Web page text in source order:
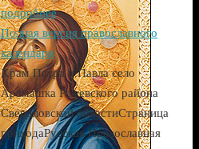
подробнее
Полная версия православного
календаря
Храм Петра и Павла село
Арамашка Режевского района
Свердловской областиСтраница
приходаРусская Православная